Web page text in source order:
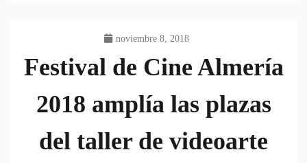
noviembre 8, 2018
Festival de Cine Almería
2018 amplía las plazas
del taller de videoarte